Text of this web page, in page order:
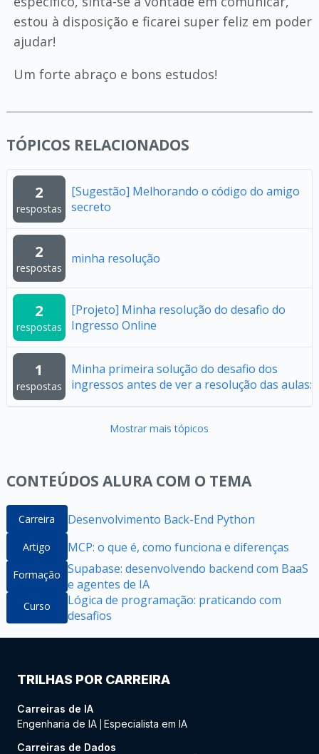
estou à disposição e ficarei super feliz em poder
ajudar!
Um forte abraço e bons estudos!
TÓPICOS RELACIONADOS
2
respostas
[Sugestão] Melhorando o código do amigo
secreto
2
respostas
minha resolução
2
respostas
[Projeto] Minha resolução do desafio do
Ingresso Online
1
respostas
Minha primeira solução do desafio dos
ingressos antes de ver a resolução das aulas:
Mostrar mais tópicos
CONTEÚDOS ALURA COM O TEMA
Carreira Desenvolvimento Back-End Python
Artigo MCP: o que é, como funciona e diferenças
Formação Supabase: desenvolvendo backend com BaaS
e agentes de IA
Curso
Lógica de programação: praticando com
desafios
TRILHAS POR CARREIRA
Carreiras de IA
Engenharia de IA Especialista em IA
Carreiras de Dados